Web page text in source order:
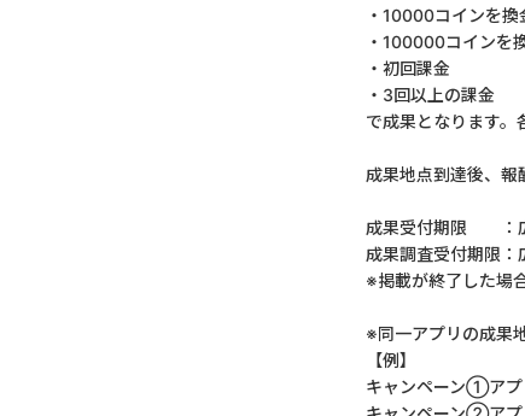
・10000コインを換
・100000コインを
・初回課金
・3回以上の課金
で成果となります。
成果地点到達後、報
成果受付期限 ：広
成果調査受付期限
※掲載が終了した場
※同一アプリの成果
【例】
キャンペーン①アプ